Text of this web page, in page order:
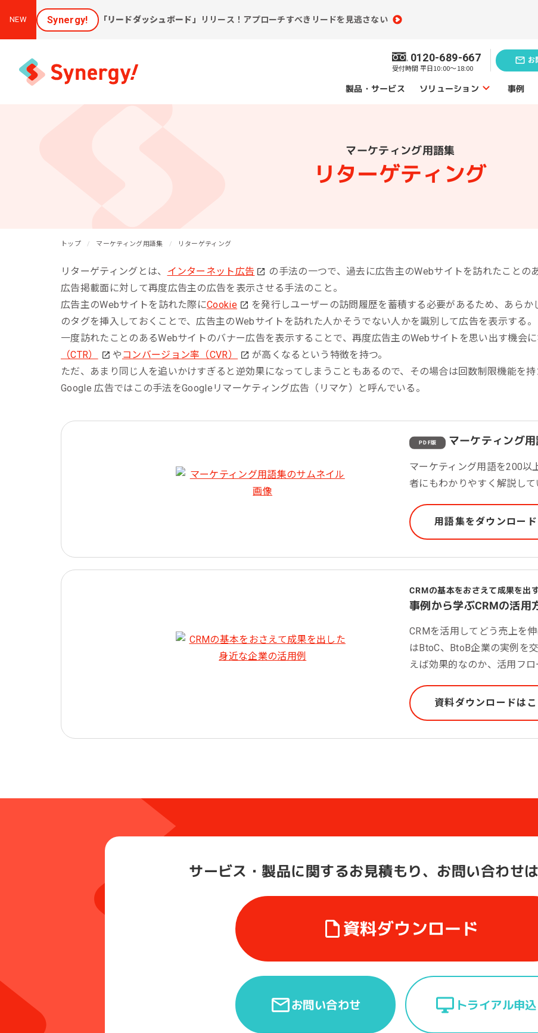
NEW Synergy! 「リードダッシュボード」 リリース！アプローチすべきリードを見逃さない
0120-689-667
受付時間 平日10:00～18:00
お
製品・サービス ソリューション
[見込顧客獲得ソリューション]
リピーターを増やしたい
優良顧客との関係を強めたい
[優良顧客維持ソリューション]
休眠顧客に戻ってきてほしい
[休眠顧客掘り起こしソリューション]
課題発見のソリューション
メール効果測定
アンケート分析
レビューデータ分析
インタビュー分析
業務効率化のソリューシ
事例
マーケティング用語集
リターゲティング
トップ マーケティング用語集 リターゲティング
リターゲティングとは、 インターネット広告
の手法の一つで、過去に広告主のWebサイトを訪れたことの
広告掲載面に対して再度広告主の広告を表示させる手法のこと。
広告主のWebサイトを訪れた際にCookie
を発行しユーザーの訪問履歴を蓄積する必要があるため、あら
のタグを挿入しておくことで、広告主のWebサイトを訪れた人かそうでない人かを識別して広告を表示する。
一度訪れたことのあるWebサイトのバナー広告を表示することで、再度広告主のWebサイトを思い出す機会
（CTR）
や コンバージョン率（CVR）
が高くなるという特徴を持つ。
ただ、あまり同じ人を追いかけすぎると逆効果になってしまうこともあるので、その場合は回数制限機能を
Google 広告ではこの手法をGoogleリマーケティング広告（リマケ）と呼んでいる。
PDF版 マーケティング用
マーケティング用語を200以
者にもわかりやすく解説して
用語集をダウンロード
CRMの基本をおさえて成果を出
事例から学ぶCRMの活用
CRMを活用してどう売上を
はBtoC、BtoB企業の実例を
えば効果的なのか、活用フロ
資料ダウンロードはこ
サービス・製品に関するお見積もり、お問い合わせは
資料ダウンロード
お問い合わせ トライアル申込